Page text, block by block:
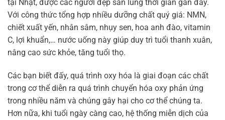
tại Nhật, được các người đẹp săn lùng thời gian gần đây.
Với công thức tổng hợp nhiều dưỡng chất quý giá: NMN,
chiết xuất yến, nhân sâm, nhụy sen, hoa anh đào, vitamin
C, lợi khuẩn,… nước uống này giúp duy trì tuổi thanh xuân,
nâng cao sức khỏe, tăng tuổi thọ.
Các bạn biết đấy, quá trình oxy hóa là giai đoạn các chất
trong cơ thể diễn ra quá trình chuyển hóa oxy phản ứng
trong nhiều năm và chúng gây hại cho cơ thể chúng ta.
Hơn nữa, khi tuổi ngày càng cao, hệ thống miễn dịch của